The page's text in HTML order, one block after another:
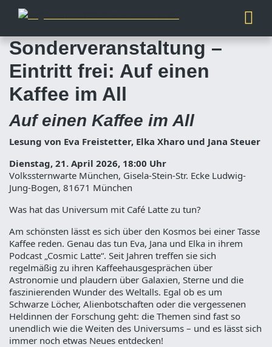
Sonderveranstaltung –
Eintritt frei: Auf einen
Kaffee im All
Auf einen Kaffee im All
Lesung von Eva Freistetter, Elka Xharo und Jana Steuer
Dienstag, 21. April 2026, 18:00 Uhr
Volkssternwarte München, Gisela-Stein-Str. Ecke Ludwig-
Jung-Bogen, 81671 München
Was hat das Universum mit Café Latte zu tun?
Am schönsten lässt es sich über den Kosmos bei einer Tasse
Kaffee reden. Genau das tun Eva, Jana und Elka in ihrem
Podcast „Cosmic Latte“. Seit Jahren treffen sie sich
regelmäßig zu ihren Kaffeehausgesprächen über
Astronomie und plaudern über Galaxien, Sterne und die
faszinierenden Wunder des Weltalls. Egal ob es um
Schwarze Löcher, Alienbotschaften oder die vergessenen
Heldinnen der Forschung geht: die Themen sind fast so
unendlich wie die Weiten des Universums – und es lässt sich
immer noch etwas Neues entdecken!